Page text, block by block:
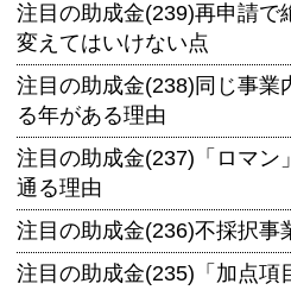
注目の助成金(239)再申請で
変えてはいけない点
注目の助成金(238)同じ事業
る年がある理由
注目の助成金(237)「ロマン
通る理由
注目の助成金(236)不採択事
注目の助成金(235)「加点項